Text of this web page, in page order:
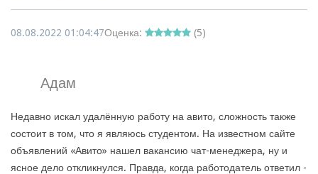
08.08.2022 01:04:47Оценка: (5)
Адам
Недавно искал удалённую работу на авито, сложность также
состоит в том, что я являюсь студентом. На известном сайте
объявлений «Авито» нашел вакансию чат-менеджера, ну и
ясное дело откликнулся. Правда, когда работодатель ответил -